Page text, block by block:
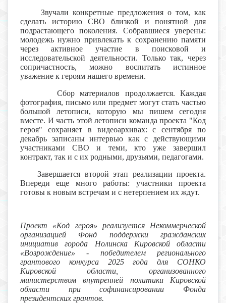
Звучали конкретные предложения о том, как
сделать историю СВО близкой и понятной для
подрастающего поколения. Собравшиеся уверены:
молодежь нужно привлекать к сохранению памяти
через активное участие в поисковой и
исследовательской деятельности. Только так, через
сопричастность, можно воспитать истинное
уважение к героям нашего времени.
Сбор материалов продолжается. Каждая
фотография, письмо или предмет могут стать частью
большой летописи, которую мы пишем сегодня
вместе. И часть этой летописи команда проекта "Код
героя" сохраняет в видеоархивах: с сентября по
декабрь записаны интервью как с действующими
участниками СВО и теми, кто уже завершил
контракт, так и с их родными, друзьями, педагогами.
Завершается второй этап реализации проекта.
Впереди еще много работы: участники проекта
готовы к новым встречам и с нетерпением их ждут.
Проект «Код героя» реализуется Некоммерческой
организацией Фонд поддержки гражданских
инициатив города Нолинска Кировской области
«Возрождение» - победителем регионального
грантового конкурса 2025 года для СОНКО
Кировской области, организованного
министерством внутренней политики Кировской
области при софинансировании Фонда
президентских грантов.